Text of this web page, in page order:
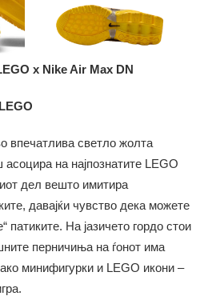
x Nike Air Max DN
впечатлива светло жолта
асоцира на најпознатите LEGO
дел вешто имитира
давајќи чувство дека можете
патиките. На јазичето гордо стои
перничиња на ѓонот има
минифигурки и LEGO икони –